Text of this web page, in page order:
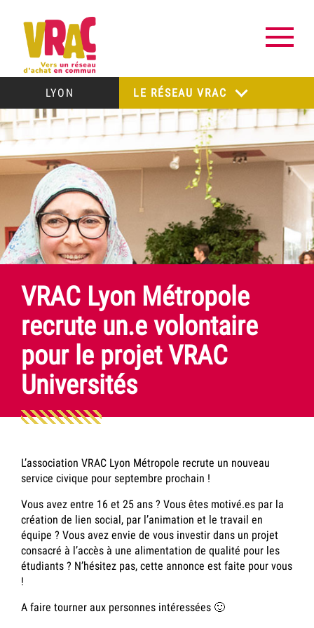
LYON LE RÉSEAU VRAC
VRAC Lyon Métropole
recrute un.e volontaire
pour le projet VRAC
Universités
L’association VRAC Lyon Métropole recrute un nouveau
service civique pour septembre prochain !
Vous avez entre 16 et 25 ans ? Vous êtes motivé.es par la
création de lien social, par l’animation et le travail en
équipe ? Vous avez envie de vous investir dans un projet
consacré à l’accès à une alimentation de qualité pour les
étudiants ? N’hésitez pas, cette annonce est faite pour vous
!
A faire tourner aux personnes intéressées 🙂